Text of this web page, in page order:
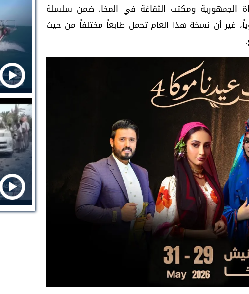
الجمهورية ومكتب الثقافة في المخا، ضمن سلسلة
غير أن نسخة هذا العام تحمل طابعاً مختلفاً من حيث